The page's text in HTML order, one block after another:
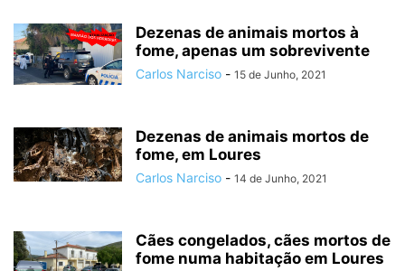
Dezenas de animais mortos à
fome, apenas um sobrevivente
Carlos Narciso - 15 de Junho, 2021
Dezenas de animais mortos de
fome, em Loures
Carlos Narciso - 14 de Junho, 2021
Cães congelados, cães mortos de
fome numa habitação em Loures